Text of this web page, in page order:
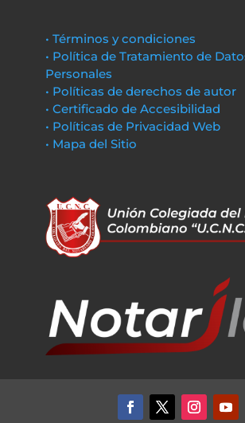
• Términos y condiciones
• Política de Tratamiento de
Personales
• Políticas de derechos de autor
• Certificado de Accesibilidad
• Políticas de Privacidad Web
• Mapa del Sitio